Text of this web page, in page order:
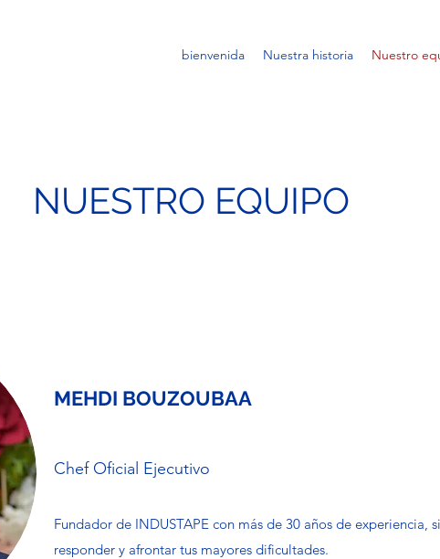
bienvenida Nuestra historia Nuestro
NUESTRO EQUIPO
MEHDI BOUZOUBAA
Chef Oficial Ejecutivo
Fundador de INDUSTAPE con más de 30 años de experiencia,
responder y afrontar tus mayores dificultades.